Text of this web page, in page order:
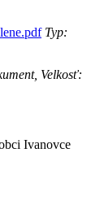
Typ:
Velkosť:
Ivanovce